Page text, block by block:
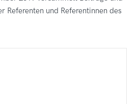
Referenten und Referentinnen des